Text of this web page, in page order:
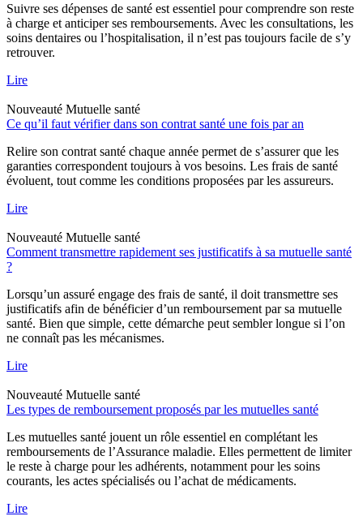
Suivre ses dépenses de santé est essentiel pour comprendre son reste
à charge et anticiper ses remboursements. Avec les consultations, les
soins dentaires ou l’hospitalisation, il n’est pas toujours facile de s’y
retrouver.
Lire
Nouveauté Mutuelle santé
Ce qu’il faut vérifier dans son contrat santé une fois par an
Relire son contrat santé chaque année permet de s’assurer que les
garanties correspondent toujours à vos besoins. Les frais de santé
évoluent, tout comme les conditions proposées par les assureurs.
Lire
Nouveauté Mutuelle santé
Comment transmettre rapidement ses justificatifs à sa mutuelle santé
?
Lorsqu’un assuré engage des frais de santé, il doit transmettre ses
justificatifs afin de bénéficier d’un remboursement par sa mutuelle
santé. Bien que simple, cette démarche peut sembler longue si l’on
ne connaît pas les mécanismes.
Lire
Nouveauté Mutuelle santé
Les types de remboursement proposés par les mutuelles santé
Les mutuelles santé jouent un rôle essentiel en complétant les
remboursements de l’Assurance maladie. Elles permettent de limiter
le reste à charge pour les adhérents, notamment pour les soins
courants, les actes spécialisés ou l’achat de médicaments.
Lire